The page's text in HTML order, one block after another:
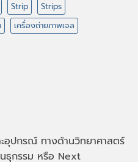
Strip
Strips
เครื่องถ่ายภาพเจล
อุปกรณ์ ทางด้านวิทยาศาสตร์
ธุกรรม หรือ Next